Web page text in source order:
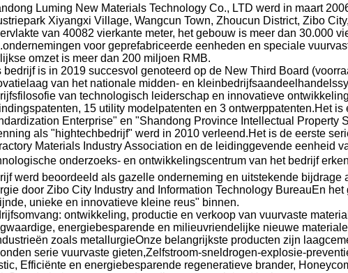
Luming New Materials Technology Co., LTD werd in maart
Xiyangxi Village, Wangcun Town, Zhoucun District, Zibo
van 40082 vierkante meter, het gebouw is meer dan 30.000
voor geprefabriceerde eenheden en speciale
omzet is meer dan 200 miljoen RMB.
bedrijf is in 2019 succesvol genoteerd op de New Third Board
van het nationale midden- en
van technologisch leiderschap en innovatieve
15 utility modelpatenten en 3 ontwerppatenten.Het
Enterprise" en "Shandong Province Intellectual Property
als "hightechbedrijf" werd in 2010 verleend.Het is de eerste
Materials Industry Association en de leidinggevende eenheid
onderzoeks- en ontwikkelingscentrum van het bedrijf
werd beoordeeld als gazelle onderneming en uitstekende
door Zibo City Industry and Information Technology BureauEn
unieke en innovatieve kleine reus" binnen.
ontwikkeling, productie en verkoop van vuurvaste
energiebesparende en milieuvriendelijke nieuwe
zoals metallurgieOnze belangrijkste producten zijn
serie vuurvaste gieten,Zelfstroom-sneldrogen-explosie-
Efficiënte en energiebesparende regeneratieve brander,